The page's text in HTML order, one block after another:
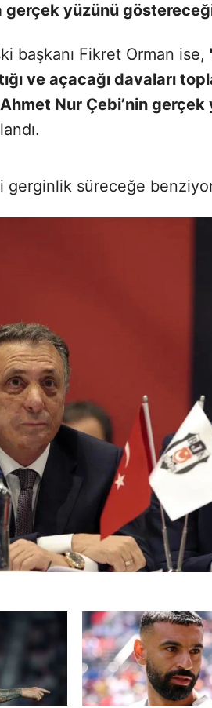
gerçek yüzünü
başkanı Fikret Orman ise,
ve açacağı davaları
Nur Çebi’nin
gerginlik süreceğe